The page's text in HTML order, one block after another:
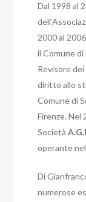
Dal 1998 al
2000 al
il Comune
Revisore
diritto allo
Comune di
Firenze. Nel
Società
operante
Di
numerose